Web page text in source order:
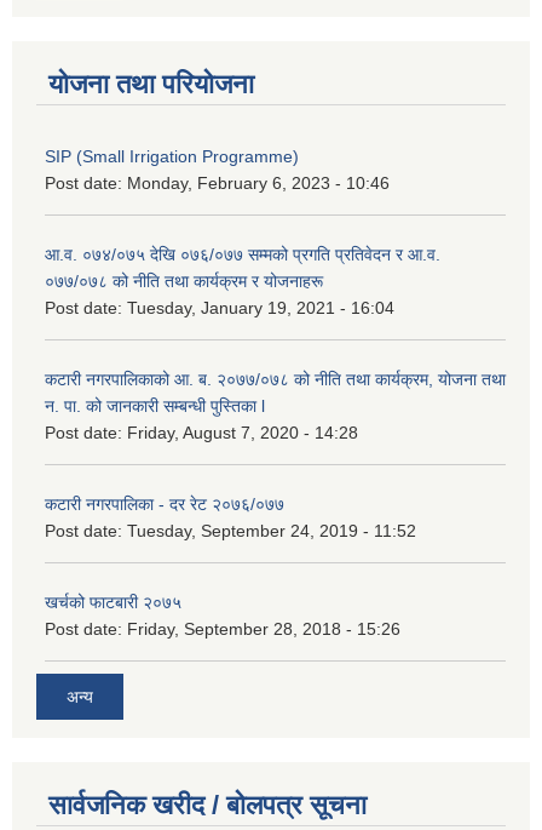
योजना तथा परियोजना
SIP (Small Irrigation Programme)
Post date: Monday, February 6, 2023 - 10:46
आ.व. ०७४/०७५ देखि ०७६/०७७ सम्मको प्रगति प्रतिवेदन र आ.व.
०७७/०७८ को नीति तथा कार्यक्रम र योजनाहरू
Post date: Tuesday, January 19, 2021 - 16:04
कटारी नगरपालिकाको आ. ब. २०७७/०७८ को नीति तथा कार्यक्रम, योजना तथा
न. पा. को जानकारी सम्बन्धी पुस्तिका l
Post date: Friday, August 7, 2020 - 14:28
कटारी नगरपालिका - दर रेट २०७६/०७७
Post date: Tuesday, September 24, 2019 - 11:52
खर्चको फाटबारी २०७५
Post date: Friday, September 28, 2018 - 15:26
अन्य
सार्वजनिक खरीद / बोलपत्र सूचना